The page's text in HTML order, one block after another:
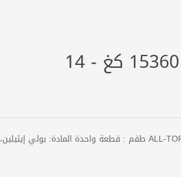
سوفت شكل 15360 كغ - 14
بلد الصنع : الصين الماركة : ALL-TOP طقم : قطعة واحدة المادة: بولي إيثيلين،